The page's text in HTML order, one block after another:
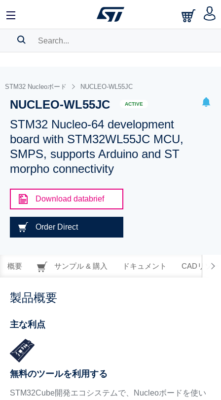
BOOKMARK
Please log into show your saved searches.
STM32 Nucleoボード NUCLEO-WL55JC
NUCLEO-WL55JC ACTIVE
STM32 Nucleo-64 development
board with STM32WL55JC MCU,
SMPS, supports Arduino and ST
morpho connectivity
Download databrief
Order Direct
概要 サンプル & 購入 ドキュメント CADリソー
製品概要
主な利点
無料のツールを利用する
STM32Cube開発エコシステムで、Nucleoボードを使い